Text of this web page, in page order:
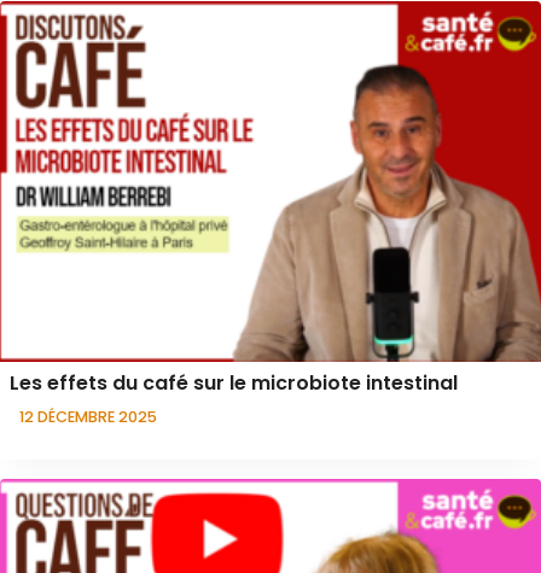
Les effets du café sur le microbiote intestinal
12 DÉCEMBRE 2025